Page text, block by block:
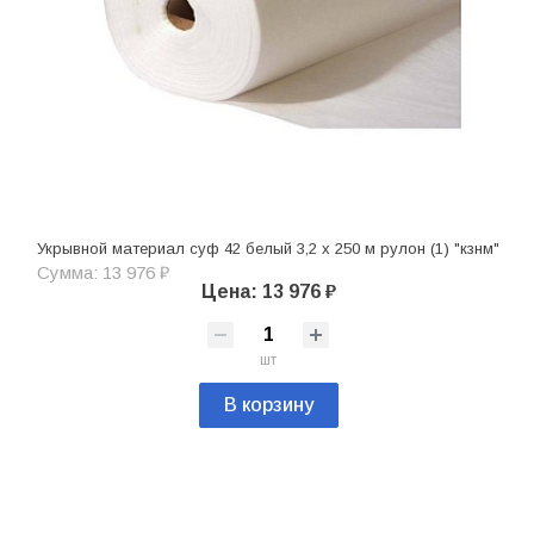
Укрывной материал суф 42 белый 3,2 х 250 м рулон (1) "кзнм"
Сумма: 13 976 ₽
Цена: 13 976 ₽
шт
В корзину